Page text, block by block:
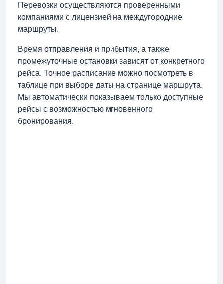
Перевозки осуществляются проверенными
компаниями с лицензией на междугородние
маршруты.
Время отправления и прибытия, а также
промежуточные остановки зависят от конкретного
рейса. Точное расписание можно посмотреть в
таблице при выборе даты на странице маршрута.
Мы автоматически показываем только доступные
рейсы с возможностью мгновенного
бронирования.